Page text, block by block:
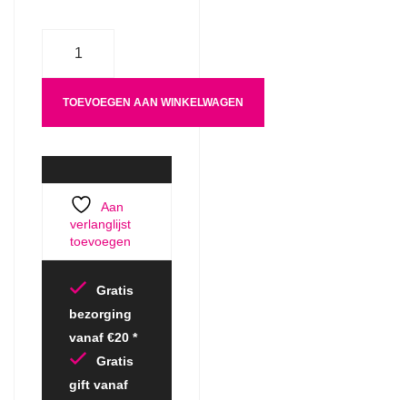
TOEVOEGEN AAN WINKELWAGEN
Aan
verlanglijst
toevoegen
Gratis
bezorging
vanaf €20 *
Gratis
gift vanaf